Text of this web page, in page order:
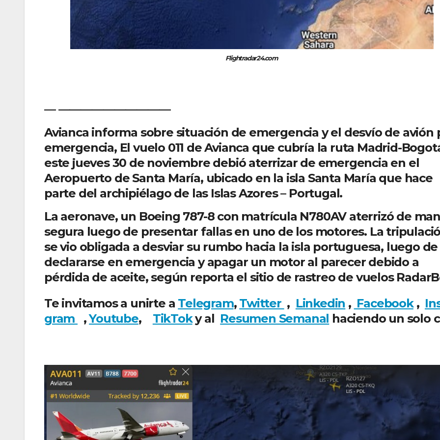
Flightradar24.com
— ——————————
Avianca informa sobre situación de emergencia y el desvío de avión
emergencia, El vuelo 011 de Avianca que cubría la ruta Madrid-
este jueves 30 de noviembre debió aterrizar de emergencia en el
Aeropuerto de Santa María, ubicado en la isla Santa María que hace
parte del archipiélago de las Islas Azores – Portugal.
La aeronave, un Boeing 787-8 con matrícula N780AV aterrizó de
segura luego de presentar fallas en uno de los motores. La
se vio obligada a desviar su rumbo hacia la isla portuguesa, luego de
declararse en emergencia y apagar un motor al parecer debido a
pérdida de aceite, según reporta el sitio de rastreo de vuelos
Te invitamos a unirte a Telegram, Twitter , Linkedin , Facebook,
gram
,Youtube, TikToky al Resumen Semanal haciendo un solo